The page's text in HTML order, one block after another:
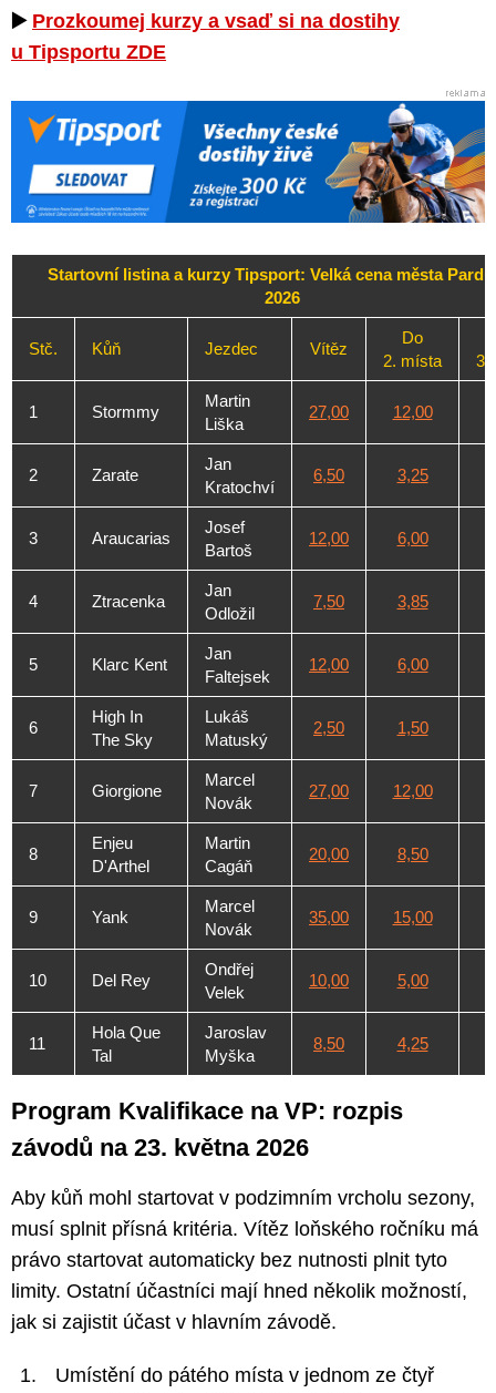
▶️ Prozkoumej kurzy a vsaď si na dostihy
u Tipsportu ZDE
Startovní listina a kurzy Tipsport: Velká cena města
2026
Stč. Kůň Jezdec Vítěz
Do
2. místa
3.
1 Stormmy
Martin
Liška
27,00 12,00
2 Zarate
Jan
Kratochví
6,50 3,25
3 Araucarias
Josef
Bartoš
12,00 6,00
4 Ztracenka
Jan
Odložil
7,50 3,85
5 Klarc Kent
Jan
Faltejsek
12,00 6,00
6
High In
The Sky
Lukáš
Matuský
2,50 1,50
7 Giorgione
Marcel
Novák
27,00 12,00
8
Enjeu
D'Arthel
Martin
Cagáň
20,00 8,50
9 Yank
Marcel
Novák
35,00 15,00
10 Del Rey
Ondřej
Velek
10,00 5,00
11
Hola Que
Tal
Jaroslav
Myška
8,50 4,25
Program Kvalifikace na VP: rozpis
závodů na 23. května 2026
Aby kůň mohl startovat v podzimním vrcholu sezony,
musí splnit přísná kritéria. Vítěz loňského ročníku má
právo startovat automaticky bez nutnosti plnit tyto
limity. Ostatní účastníci mají hned několik možností,
jak si zajistit účast v hlavním závodě.
Umístění do pátého místa v jednom ze čtyř